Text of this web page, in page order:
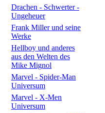
Drachen - Schwerter -
Ungeheuer
Frank Miller und seine
Werke
Hellboy und anderes
aus den Welten des
Mike Mignol
Marvel - Spider-Man
Universum
Marvel - X-Men
Universum